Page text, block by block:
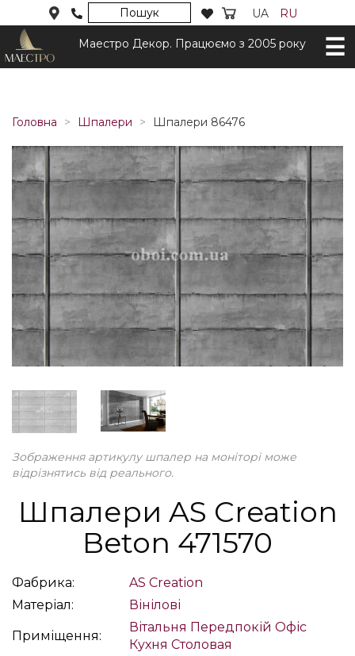
Пошук UA RU
Маестро Декор. Працюємо з 2005 року
Головна Шпалери Шпалери 86476
Зображення артикулу шпалер на моніторі може
відрізнятись від реального.
Шпалери AS Creation
Beton 471570
Фабрика:
AS Creation
Матеріал:
Вінілові
Приміщення:
Вітальня Передпокій Офіс
Кухня Столовая